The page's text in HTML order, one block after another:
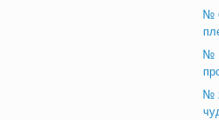
№
№
№